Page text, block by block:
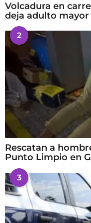
Volcadura en
deja adulto mayor
2
Rescatan a
Punto Limpio en
3